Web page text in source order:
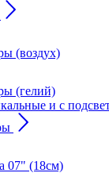
(воздух)
(гелий)
и с
07" (18см)